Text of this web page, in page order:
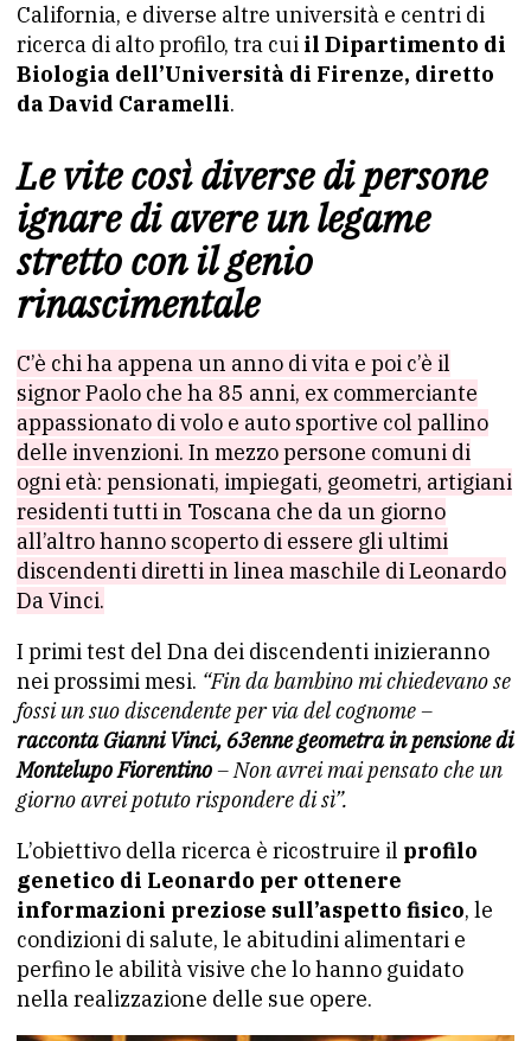
California, e diverse altre università e centri di
ricerca di alto profilo, tra cui il Dipartimento di
Biologia dell’Università di Firenze, diretto
da David Caramelli.
Le vite così diverse di persone
ignare di avere un legame
stretto con il genio
rinascimentale
C’è chi ha appena un anno di vita e poi c’è il
signor Paolo che ha 85 anni, ex commerciante
appassionato di volo e auto sportive col pallino
delle invenzioni. In mezzo persone comuni di
ogni età: pensionati, impiegati, geometri, artigiani
residenti tutti in Toscana che da un giorno
all’altro hanno scoperto di essere gli ultimi
discendenti diretti in linea maschile di Leonardo
Da Vinci.
I primi test del Dna dei discendenti inizieranno
nei prossimi mesi. “Fin da bambino mi chiedevano se
fossi un suo discendente per via del cognome –
racconta Gianni Vinci, 63enne geometra in pensione di
Montelupo Fiorentino– Non avrei mai pensato che un
giorno avrei potuto rispondere di sì”.
L’obiettivo della ricerca è ricostruire il profilo
genetico di Leonardo per ottenere
informazioni preziose sull’aspetto fisico, le
condizioni di salute, le abitudini alimentari e
perfino le abilità visive che lo hanno guidato
nella realizzazione delle sue opere.